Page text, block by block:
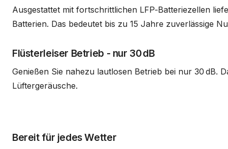
Ausgestattet mit fortschrittlichen LFP‑Batteriezellen
Batterien. Das bedeutet bis zu 15 Jahre zuverlässige
Flüsterleiser Betrieb - nur 30 dB
Genießen Sie nahezu lautlosen Betrieb bei nur 30 dB.
Lüftergeräusche.
Bereit für jedes Wetter